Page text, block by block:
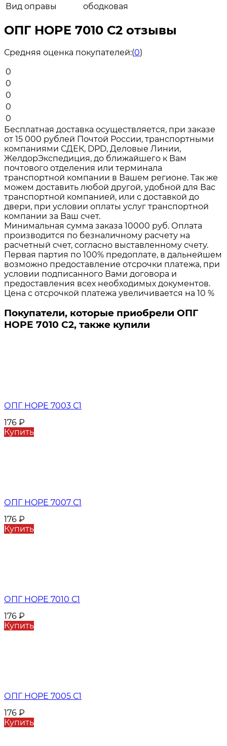
Вид оправы
ободковая
ОПГ HOPE 7010 С2 отзывы
Средняя оценка покупателей:(0)
0
0
0
0
0
Бесплатная доставка осуществляется, при заказе
от 15 000 рублей Почтой России, транспортными
компаниями СДЕК, DPD, Деловые Линии,
ЖелдорЭкспедиция, до ближайшего к Вам
почтового отделения или терминала
транспортной компании в Вашем регионе. Так же
можем доставить любой другой, удобной для Вас
транспортной компанией, или с доставкой до
двери, при условии оплаты услуг транспортной
компании за Ваш счет.
Минимальная сумма заказа 10000 руб. Оплата
производится по безналичному расчету на
расчетный счет, согласно выставленному счету.
Первая партия по 100% предоплате, в дальнейшем
возможно предоставление отсрочки платежа, при
условии подписанного Вами договора и
предоставления всех необходимых документов.
Цена с отсрочкой платежа увеличивается на 10 %
Покупатели, которые приобрели ОПГ
HOPE 7010 С2, также купили
ОПГ HOPE 7003 С1
176 ₽
Купить
ОПГ HOPE 7007 С1
176 ₽
Купить
ОПГ HOPE 7010 С1
176 ₽
Купить
ОПГ HOPE 7005 С1
176 ₽
Купить